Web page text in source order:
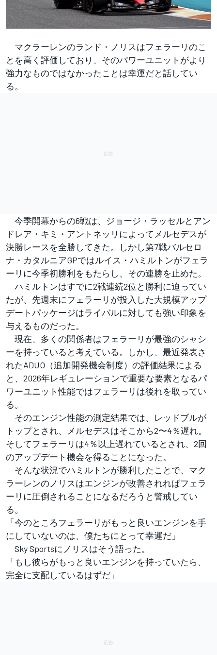
マクラーレンのランド・ノリスはフェラーリのこ
とを高く評価しており、そのパワーユニットがより
強力なものではなかったことは幸運だと話してい
る。
今季開幕からの6戦は、ジョージ・ラッセルとアン
ドレア・キミ・アントネッリによってメルセデスが
決勝レースを全勝してきた。しかし第7戦バルセロ
ナ・カタルニアGPではルイス・ハミルトンがフェラ
ーリに今季初勝利をもたらし、その連勝を止めた。
ハミルトンはすでに2戦連続2位と勝利に迫ってい
たが、先週末にフェラーリが投入した大規模アップ
デートパッケージはライバルに対しても強い印象を
与えるものだった。
現在、多くの関係者はフェラーリが最強のシャシ
ーを持っていると考えている。しかし、最近発表さ
れたADUO（追加開発機会制度）の評価結果による
と、2026年レギュレーションで重要な要素となるパ
ワーユニット性能ではフェラーリは後れを取ってい
る。
そのエンジン性能の測定結果では、レッドブルが
トップとされ、メルセデスはそこから2〜4％遅れ。
そしてフェラーリは4％以上遅れているとされ、2回
のアップデート機会を得ることになった。
そんな状況でハミルトンが勝利したことで、マク
ラーレンのノリスはエンジンが改善されればフェラ
ーリに圧倒されることになるだろうと警戒してい
る。
「今のところフェラーリがもっと良いエンジンを手
にしていないのは、僕たちにとって幸運だ」
Sky Sportsにノリスはそう語った。
「もし彼らがもっと良いエンジンを持っていたら、
完全に支配しているはずだ」